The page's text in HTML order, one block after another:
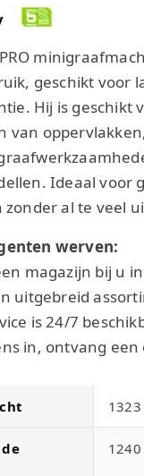
PRO
geschikt voor
Hij is
van
Ideaal voor
al te veel
werven:
magazijn bij u
uitgebreid
is 24/7
in, ontvang
1323
1240